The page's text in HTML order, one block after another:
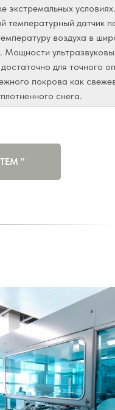
экстремальных условиях.
температурный датчик
воздуха в
Мощности
для точного
покрова как
снега.
"